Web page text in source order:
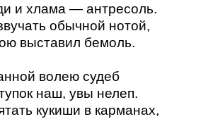
и хлама — антресоль.
обычной нотой,
выставил бемоль.
волею судеб
наш, увы нелеп.
кукиши в карманах,